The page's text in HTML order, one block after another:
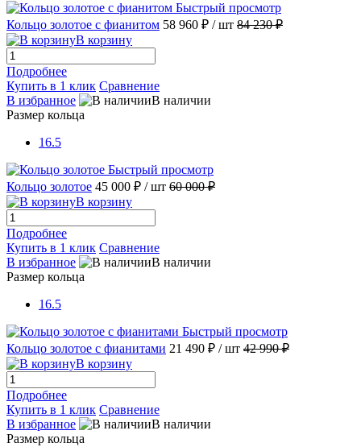
Быстрый просмотр
Кольцо золотое с фианитом 58 960 ₽ / шт 84 230 ₽
В корзину
Подробнее
Купить в 1 клик Сравнение
В избранное
В наличии
Размер кольца
16.5
Быстрый просмотр
Кольцо золотое 45 000 ₽ / шт 60 000 ₽
В корзину
Подробнее
Купить в 1 клик Сравнение
В избранное
В наличии
Размер кольца
16.5
Быстрый просмотр
Кольцо золотое с фианитами 21 490 ₽ / шт 42 990 ₽
В корзину
Подробнее
Купить в 1 клик Сравнение
В избранное
В наличии
Размер кольца